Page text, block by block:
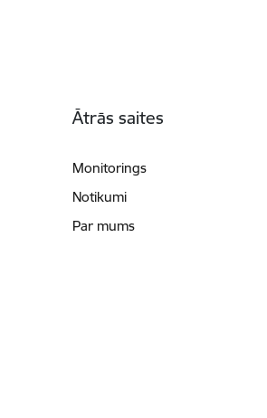
Ātrās saites
Monitorings
Notikumi
Par mums